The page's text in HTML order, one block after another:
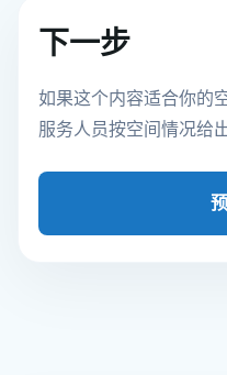
下一步
如果这个内容适合你的
服务人员按空间情况给